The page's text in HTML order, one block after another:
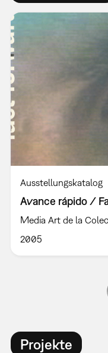
Ausstellungskatalog
Avance rápido /
Media Art de la
2005
Projekte